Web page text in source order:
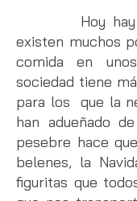
Hoy hay
existen muchos
comida en
sociedad tiene
para los que la
han adueñado
pesebre hace
belenes, la
figuritas que